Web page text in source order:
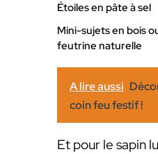
Étoiles en pâte à sel
Mini-sujets en bois
feutrine naturelle
A lire aussi
coin feu festif !
Et pour le sapin